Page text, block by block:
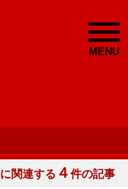
MENU
に関連する ４件の記事